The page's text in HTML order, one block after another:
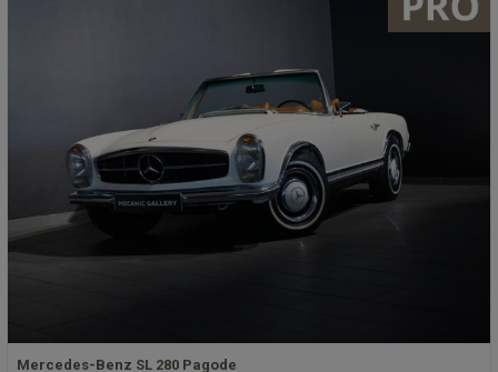
Mercedes-Benz SL 280 Pagode